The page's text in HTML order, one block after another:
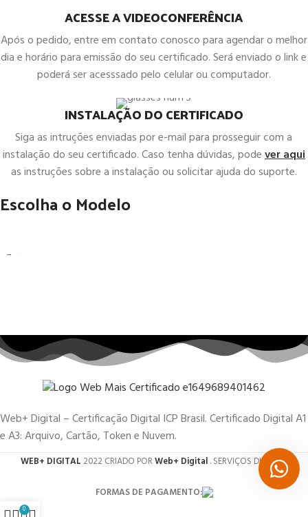
ACESSE A VIDEOCONFERÊNCIA
Após o pedido, entre em contato conosco para agendar o melhor
dia e horário para emissão do seu certificado. Será enviado o link e
poderá ser acesssado pelo celular ou computador.
INSTALAÇÃO DO CERTIFICADO
Siga as intruções enviadas por e-mail para prosseguir com a
instalação do seu certificado. Caso tenha dúvidas, podever aqui
as instruções sobre a instalação ou solicitar ajuda do suporte.
Escolha o Modelo
Web+ Digital – Certificação Digital ICP Brasil. Certificado Digital A1
e A3: Arquivo, Cartão, Token e Nuvem.
WEB+ DIGITAL 2022 CRIADO PORWeb+ Digital. SERVIÇOS DIGITAIS.
FORMAS DE PAGAMENTO:
0